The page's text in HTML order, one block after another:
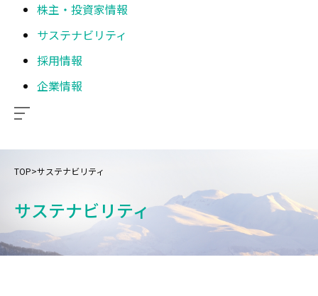
株主・投資家情報
サステナビリティ
採用情報
企業情報
TOP>サステナビリティ
サステナビリティ